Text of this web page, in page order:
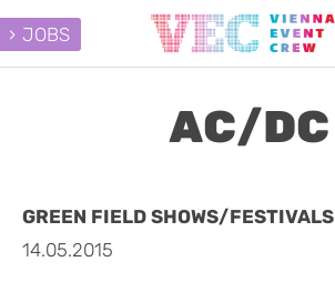
JOBS
AC/DC
GREEN FIELD SHOWS/FESTIVALS
14.05.2015